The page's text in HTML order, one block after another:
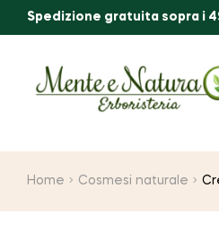
Spedizione gratuita sopra i
Home Cosmesi naturale